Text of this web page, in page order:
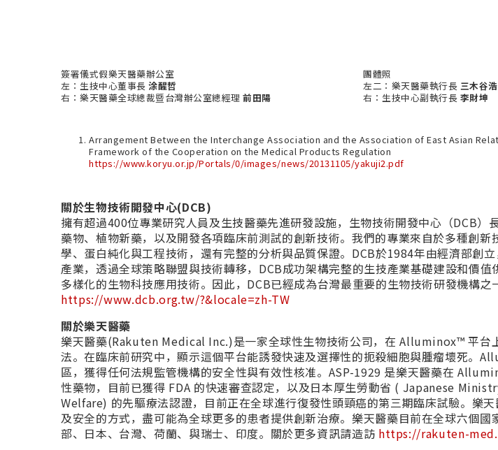
簽署儀式假樂天醫藥辦公室
左：生技中心董事長涂醒哲
右：樂天醫藥全球總裁暨台灣辦公室總經理前田陽
團體照
左二：樂天醫藥執行長 三木谷
右：生技中心副執行長 李財坤
Arrangement Between the Interchange Association and the Association of East Asian
Framework of the Cooperation on the Medical Products Regulation
https://www.koryu.or.jp/Portals/0/images/news/20131105/yakuji2.pdf
關於生物技術開發中心(DCB)
擁有超過400位專業研究人員及生技醫藥先進研發設施，生物技術開發中心（DCB）
藥物、植物新藥，以及開發各項臨床前測試的創新技術。我們的專業來自於多種創新
學、蛋白純化與工程技術，還有完整的分析與品質保證。DCB於1984年由經濟部創
產業，透過全球策略聯盟與技術轉移，DCB成功架構完整的生技產業基礎建設和價
多樣化的生物科技應用技術。因此，DCB已經成為台灣最重要的生物技術研發機構之
https://www.dcb.org.tw/?&locale=zh-TW
關於樂天醫藥
樂天醫藥(Rakuten Medical Inc.)是一家全球性生物技術公司，在 Alluminox™ 平台
法。在臨床前研究中，顯示這個平台能誘發快速及選擇性的扼殺細胞與腫瘤壞死。
區，獲得任何法規監管機構的安全性與有效性核准。ASP-1929 是樂天醫藥在
性藥物，目前已獲得 FDA 的快速審查認定，以及日本厚生勞動省 ( Japanese
Welfare) 的先驅療法認證，目前正在全球進行復發性頭頸癌的第三期臨床試驗。樂
及安全的方式，盡可能為全球更多的患者提供創新治療。樂天醫藥目前在全球六個國
部、日本、台灣、荷蘭、與瑞士、印度。關於更多資訊請造訪 https://rakuten-